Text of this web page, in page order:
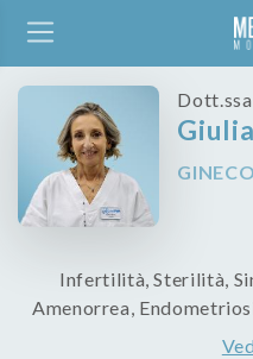
Dott.ssa
Infertilità, Sterilità,
Amenorrea,